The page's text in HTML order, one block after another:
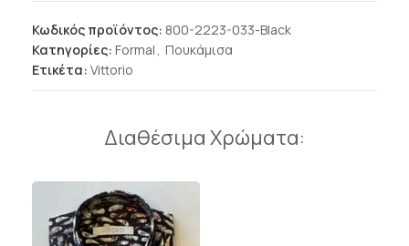
Κωδικός προϊόντος: 800-2223-033-Black
Κατηγορίες: Formal , Πουκάμισα
Ετικέτα: Vittorio
Διαθέσιμα Χρώματα: